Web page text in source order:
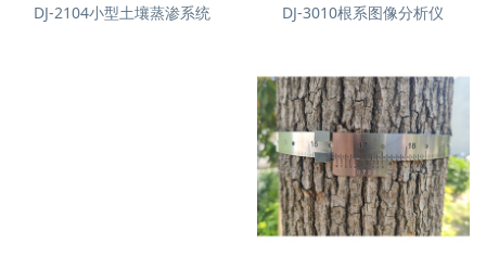
DJ-2104小型土壤蒸渗系统 DJ-3010根系图像分析仪